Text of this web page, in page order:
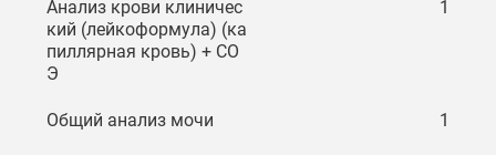
Анализ крови клиничес
кий (лейкоформула) (ка
пиллярная кровь) + СО
Э
1
Общий анализ мочи 1